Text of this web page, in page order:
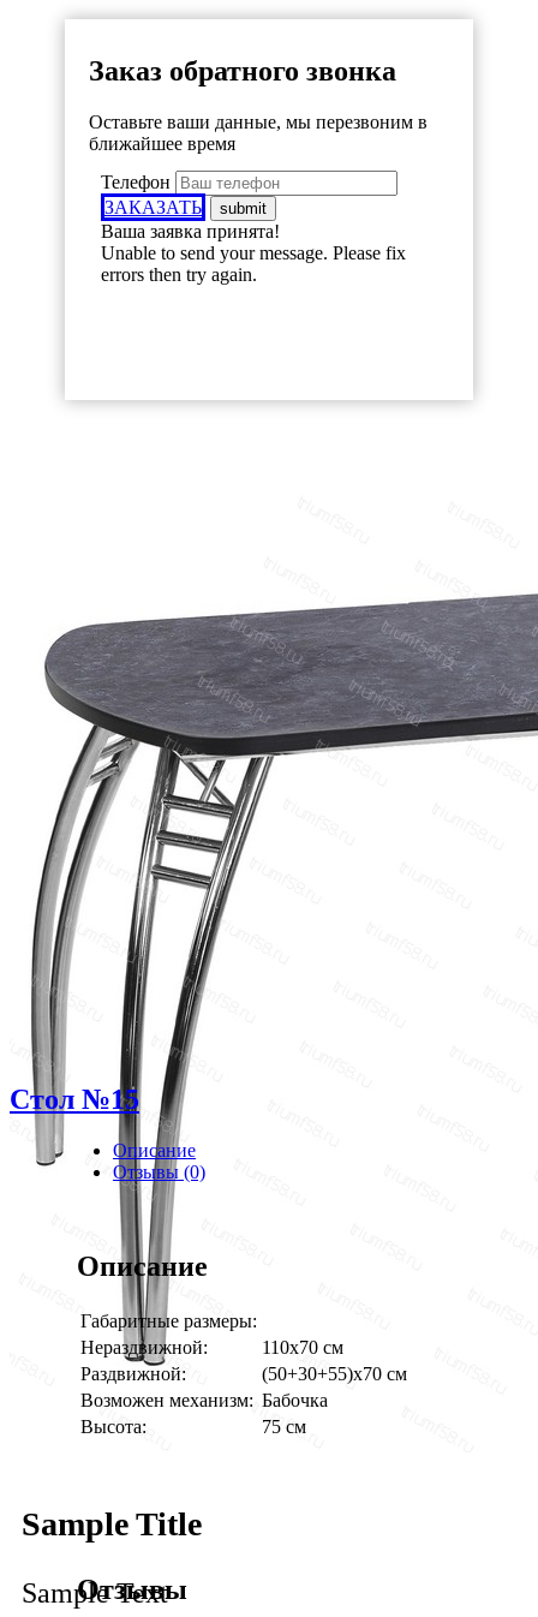
Заказ обратного звонка
Оставьте ваши данные, мы перезвоним в
ближайшее время
Телефон
ЗАКАЗАТЬ
Ваша заявка принята!
Unable to send your message. Please fix
errors then try again.
Sample Title
Sample Text
Стол №15
Описание
Отзывы (0)
Описание
Габаритные размеры:
Нераздвижной:
110х70 см
Раздвижной:
(50+30+55)х70 см
Возможен механизм: Бабочка
Высота:
75 см
Отзывы